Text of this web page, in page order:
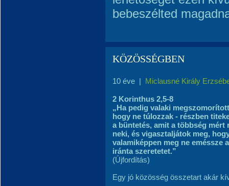
bebeszélted
KÖZÖSSÉGBEN
10 éve | Miclausné Király
2 Korinthus 2,5-8
„Ha pedig valaki
hogy ne túlozzak - részben
a büntetés, amit a többség
neki, és vigasztaljátok meg,
valamiképpen meg ne eméssze
iránta szeretetet.”
(Újfordítás)
Egy jó közösség összetart akár